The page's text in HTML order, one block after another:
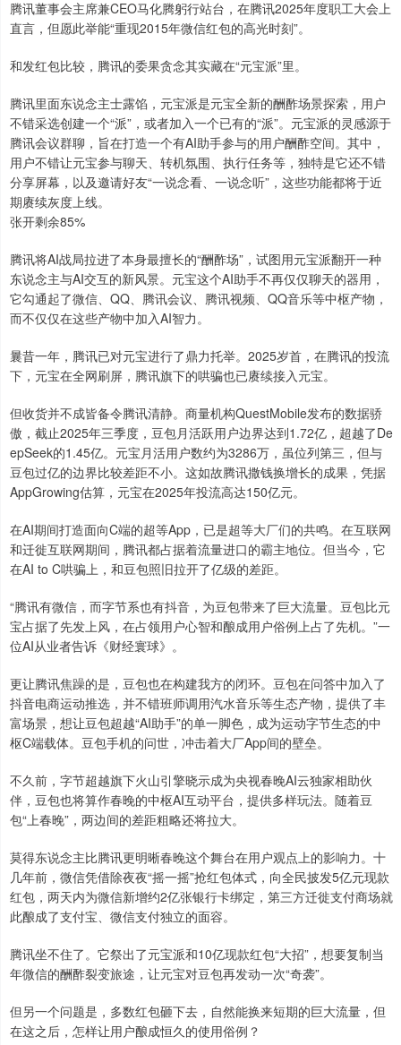
腾讯董事会主席兼CEO马化腾躬行站台，在腾讯2025年度职工大会上
直言，但愿此举能“重现2015年微信红包的高光时刻”。
和发红包比较，腾讯的委果贪念其实藏在“元宝派”里。
腾讯里面东说念主士露馅，元宝派是元宝全新的酬酢场景探索，用户
不错采选创建一个“派”，或者加入一个已有的“派”。元宝派的灵感源于
腾讯会议群聊，旨在打造一个有AI助手参与的用户酬酢空间。其中，
用户不错让元宝参与聊天、转机氛围、执行任务等，独特是它还不错
分享屏幕，以及邀请好友“一说念看、一说念听”，这些功能都将于近
期赓续灰度上线。
张开剩余85%
腾讯将AI战局拉进了本身最擅长的“酬酢场”，试图用元宝派翻开一种
东说念主与AI交互的新风景。元宝这个AI助手不再仅仅聊天的器用，
它勾通起了微信、QQ、腾讯会议、腾讯视频、QQ音乐等中枢产物，
而不仅仅在这些产物中加入AI智力。
曩昔一年，腾讯已对元宝进行了鼎力托举。2025岁首，在腾讯的投流
下，元宝在全网刷屏，腾讯旗下的哄骗也已赓续接入元宝。
但收货并不成皆备令腾讯清静。商量机构QuestMobile发布的数据骄
傲，截止2025年三季度，豆包月活跃用户边界达到1.72亿，超越了De
epSeek的1.45亿。元宝月活用户数约为3286万，虽位列第三，但与
豆包过亿的边界比较差距不小。这如故腾讯撒钱换增长的成果，凭据
AppGrowing估算，元宝在2025年投流高达150亿元。
在AI期间打造面向C端的超等App，已是超等大厂们的共鸣。在互联网
和迁徙互联网期间，腾讯都占据着流量进口的霸主地位。但当今，它
在AI to C哄骗上，和豆包照旧拉开了亿级的差距。
“腾讯有微信，而字节系也有抖音，为豆包带来了巨大流量。豆包比元
宝占据了先发上风，在占领用户心智和酿成用户俗例上占了先机。”一
位AI从业者告诉《财经寰球》。
更让腾讯焦躁的是，豆包也在构建我方的闭环。豆包在问答中加入了
抖音电商运动推选，并不错班师调用汽水音乐等生态产物，提供了丰
富场景，想让豆包超越“AI助手”的单一脚色，成为运动字节生态的中
枢C端载体。豆包手机的问世，冲击着大厂App间的壁垒。
不久前，字节超越旗下火山引擎晓示成为央视春晚AI云独家相助伙
伴，豆包也将算作春晚的中枢AI互动平台，提供多样玩法。随着豆
包“上春晚”，两边间的差距粗略还将拉大。
莫得东说念主比腾讯更明晰春晚这个舞台在用户观点上的影响力。十
几年前，微信凭借除夜夜“摇一摇”抢红包体式，向全民披发5亿元现款
红包，两天内为微信新增约2亿张银行卡绑定，第三方迁徙支付商场就
此酿成了支付宝、微信支付独立的面容。
腾讯坐不住了。它祭出了元宝派和10亿现款红包“大招”，想要复制当
年微信的酬酢裂变旅途，让元宝对豆包再发动一次“奇袭”。
但另一个问题是，多数红包砸下去，自然能换来短期的巨大流量，但
在这之后，怎样让用户酿成恒久的使用俗例？